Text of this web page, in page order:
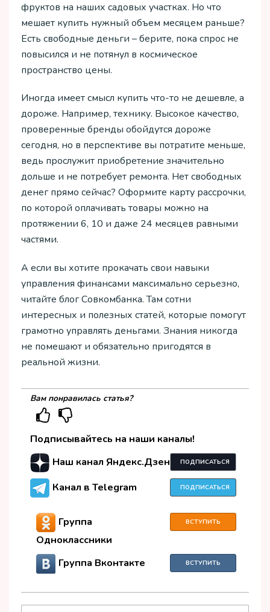
фруктов на наших садовых участках. Но что
мешает купить нужный объем месяцем раньше?
Есть свободные деньги – берите, пока спрос не
повысился и не потянул в космическое
пространство цены.
Иногда имеет смысл купить что-то не дешевле, а
дороже. Например, технику. Высокое качество,
проверенные бренды обойдутся дороже
сегодня, но в перспективе вы потратите меньше,
ведь прослужит приобретение значительно
дольше и не потребует ремонта. Нет свободных
денег прямо сейчас? Оформите карту рассрочки,
по которой оплачивать товары можно на
протяжении 6, 10 и даже 24 месяцев равными
частями.
А если вы хотите прокачать свои навыки
управления финансами максимально серьезно,
читайте блог Совкомбанка. Там сотни
интересных и полезных статей, которые помогут
грамотно управлять деньгами. Знания никогда
не помешают и обязательно пригодятся в
реальной жизни.
Вам понравилась статья?
Подписывайтесь на наши каналы!
Наш канал Яндекс.Дзен
ПОДПИСАТЬСЯ
Канал в Telegram ПОДПИСАТЬСЯ
Группа
Одноклассники
ВСТУПИТЬ
Группа Вконтакте ВСТУПИТЬ